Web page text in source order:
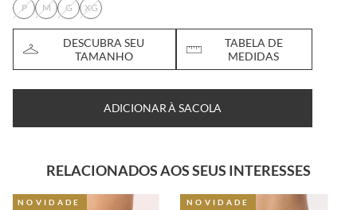
P
M G XG
DESCUBRA SEU
TAMANHO
TABELA DE
MEDIDAS
ADICIONAR À SACOLA
RELACIONADOS AOS SEUS INTERESSES
NOVIDADE 40% OFF